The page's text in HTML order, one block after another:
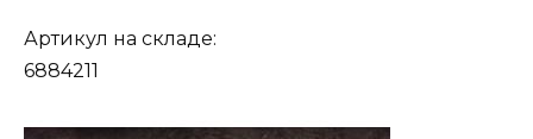
Артикул на складе:
6884211